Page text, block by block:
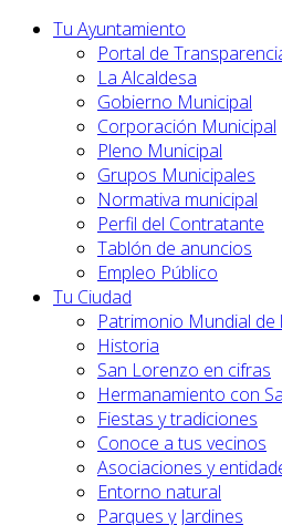
Tu Ayuntamiento
Portal de
La Alcaldesa
Gobierno Municipal
Corporación Municipal
Pleno Municipal
Grupos Municipales
Normativa municipal
Perfil del Contratante
Tablón de anuncios
Empleo Público
Tu Ciudad
Patrimonio Mundial de
Historia
San Lorenzo en cifras
Hermanamiento con
Fiestas y tradiciones
Conoce a tus vecinos
Asociaciones y
Entorno natural
Parques y Jardines